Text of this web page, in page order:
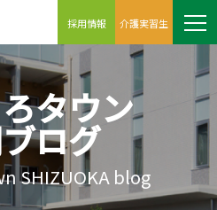
採用情報 介護実習生
タウン
ログ
SHIZUOKA blog